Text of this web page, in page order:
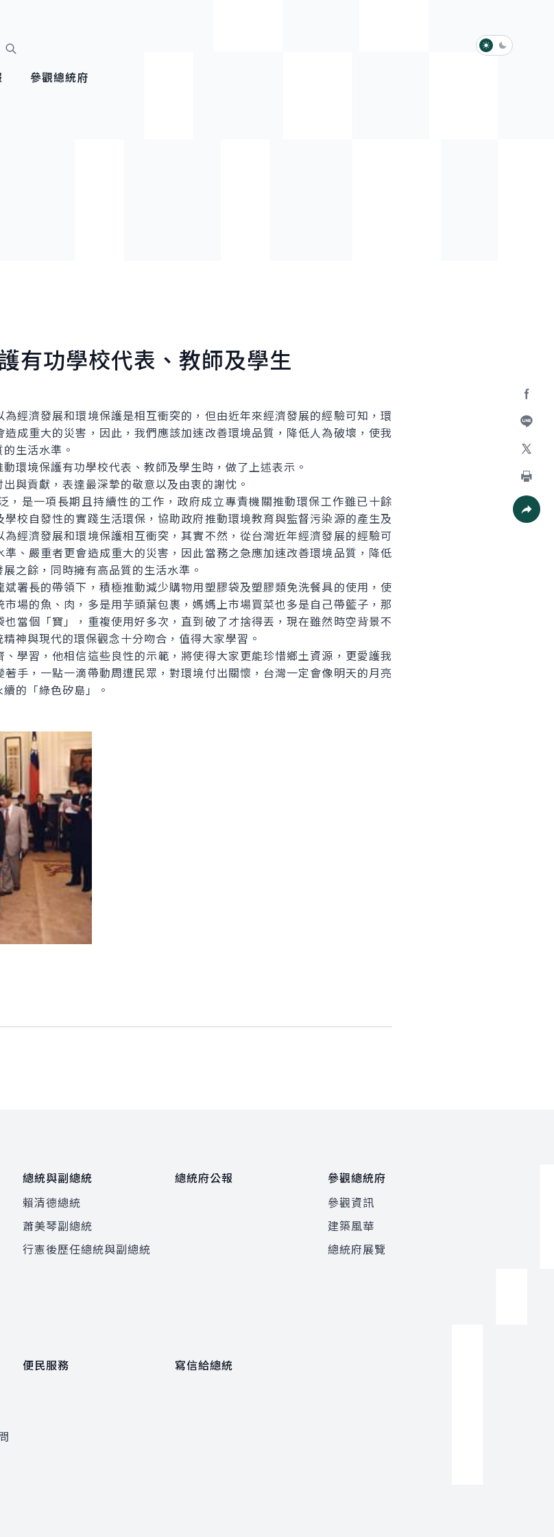
參觀總統府
淺色模式
深色模式
加入好
列印
有功學校代表、教師及學生
濟發展和環境保護是相互衝突的，但由近年來經濟發展的經驗可知，環
成重大的災害，因此，我們應該加速改善環境品質，降低人為破壞，使我
生活水準。
境保護有功學校代表、教師及學生時，做了上述表示。
貢獻，表達最深摯的敬意以及由衷的謝忱。
是一項長期且持續性的工作，政府成立專責機關推動環保工作雖已十餘
校自發性的實踐生活環保，協助政府推動環境教育與監督污染源的產生及
經濟發展和環境保護相互衝突，其實不然，從台灣近年經濟發展的經驗可
、嚴重者更會造成重大的災害，因此當務之急應加速改善環境品質，降低
之餘，同時擁有高品質的生活水準。
長的帶領下，積極推動減少購物用塑膠袋及塑膠類免洗餐具的使用，使
場的魚、肉，多是用芋頭葉包裹，媽媽上市場買菜也多是自己帶籃子，那
當個「寶」，重複使用好多次，直到破了才捨得丟，現在雖然時空背景不
神與現代的環保觀念十分吻合，值得大家學習。
習，他相信這些良性的示範，將使得大家更能珍惜鄉土資源，更愛護我
手，一點一滴帶動周遭民眾，對環境付出關懷，台灣一定會像明天的月亮
的「綠色矽島」。
總統與副總統
賴清德總統
蕭美琴副總統
行憲後歷任總統與副總統
總統府公報
參觀總統府
參觀資訊
建築風華
總統府展覽
便民服務 寫信給總統